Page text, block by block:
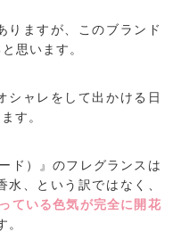
りますが、このブランド
思います。
シャレをして出かける日
す。
ド）』のフレグランスは
、という訳ではなく、
ている色気が完全に開花
。